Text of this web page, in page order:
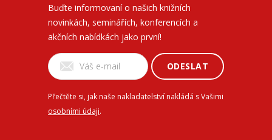
Buďte informovaní o našich knižních
novinkách, seminářích, konferencích a
akčních nabídkách jako první!
ODESLAT
Přečtěte si, jak naše nakladatelství nakládá s Vašimi
osobními údaji.